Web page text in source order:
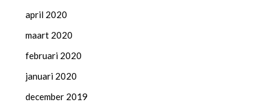
april 2020
maart 2020
februari 2020
januari 2020
december 2019